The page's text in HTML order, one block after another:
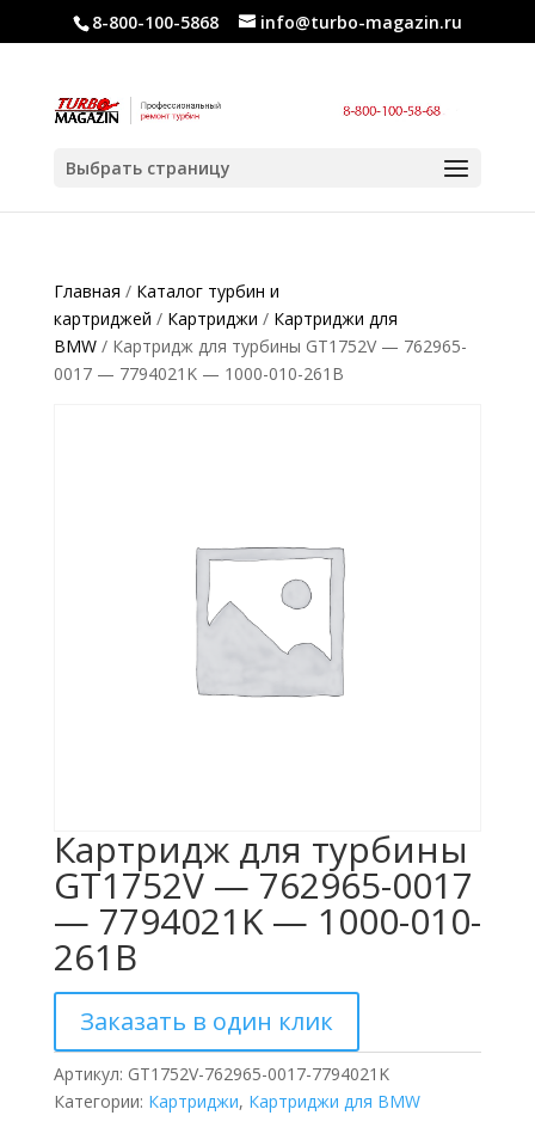
8-800-100-5868 info@turbo-magazin.ru
Выбрать страницу
Главная / Каталог турбин и
картриджей / Картриджи / Картриджи для
BMW/ Картридж для турбины GT1752V — 762965-
0017 — 7794021K — 1000-010-261B
Картридж для турбины
GT1752V — 762965-0017
— 7794021K — 1000-010-
261B
Заказать в один клик
Артикул: GT1752V-762965-0017-7794021K
Категории: Картриджи, Картриджи для BMW